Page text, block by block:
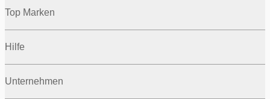
Top Marken
Hilfe
Unternehmen